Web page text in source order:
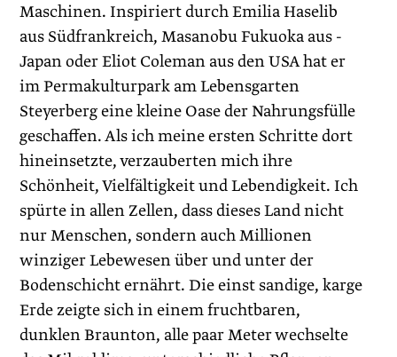
Maschinen. Inspiriert durch Emilia Haselib
aus Südfrankreich, Masanobu Fukuoka aus ­
Japan oder Eliot Coleman aus den USA hat er
im Permakulturpark am Lebensgarten
Steyerberg eine kleine Oase der Nahrungsfülle
geschaffen. Als ich meine ersten Schritte dort
hineinsetzte, verzauberten mich ihre
Schönheit, Vielfältigkeit und Lebendigkeit. Ich
spürte in allen Zellen, dass dieses Land nicht
nur Menschen, sondern auch Millionen
winziger Lebewesen über und unter der
Bodenschicht ernährt. Die einst sandige, karge
Erde zeigte sich in einem fruchtbaren,
dunklen Braunton, alle paar Meter wechselte